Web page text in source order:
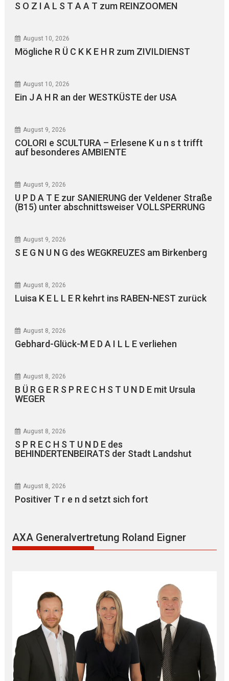
S O Z I A L S T A A T zum REINZOOMEN
August 10, 2026
Mögliche R Ü C K K E H R zum ZIVILDIENST
August 10, 2026
Ein J A H R an der WESTKÜSTE der USA
August 9, 2026
COLORI e SCULTURA – Erlesene K u n s t trifft
auf besonderes AMBIENTE
August 9, 2026
U P D A T E zur SANIERUNG der Veldener Straße
(B15) unter abschnittsweiser VOLLSPERRUNG
August 9, 2026
S E G N U N G des WEGKREUZES am Birkenberg
August 8, 2026
Luisa K E L L E R kehrt ins RABEN-NEST zurück
August 8, 2026
Gebhard-Glück-M E D A I L L E verliehen
August 8, 2026
B Ü R G E R S P R E C H S T U N D E mit Ursula
WEGER
August 8, 2026
S P R E C H S T U N D E des
BEHINDERTENBEIRATS der Stadt Landshut
August 8, 2026
Positiver T r e n d setzt sich fort
AXA Generalvertretung Roland Eigner